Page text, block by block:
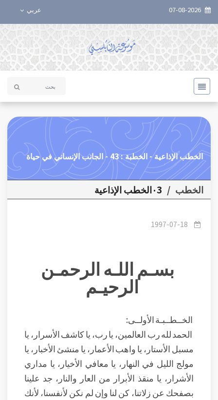
عربي
الخطب الإذاعية - الخطبة : 43 - الجانب الإنساني في حياة
الرسول صلى الله عليه وسلم - رسول الله رحمة مهداة
الخطب / ٠3الخطب الإذاعية
1997-07-18
بسـم اللـه الرحمـن
الرحيـم
الخــطــبـة الأولــى:
الحمد لله رب العالمين، يا رب، يا كاشف الأسرار، يا
مسبل الأستار، يا واهب الأعمار، يا منشئ الأخبار، يا
مولج الليل في النهار، يا معافي الأخيار، يا مداري
الأشرار، يا منقذ الأبرار من العار والنار، جد علينا
بصفحك عن زلاتنا، كن لنا وإن لم نكن لأنفسنا، لأنك